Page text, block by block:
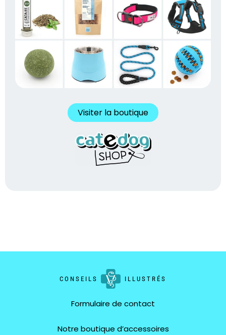
Visiter la boutique
CONSEILS ILLUSTRÉS
Formulaire de contact
Notre boutique d’accessoires